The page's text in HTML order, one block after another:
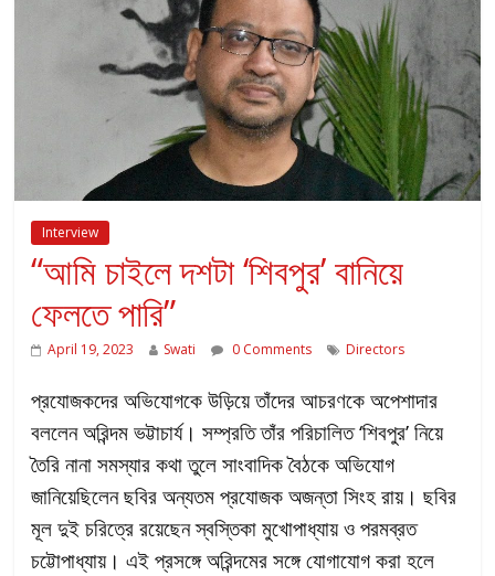
Interview
“আমি চাইলে দশটা ‘শিবপুর’ বানিয়ে
ফেলতে পারি”
April 19, 2023 Swati 0 Comments Directors
প্রযোজকদের অভিযোগকে উড়িয়ে তাঁদের আচরণকে অপেশাদার
বললেন অরিন্দম ভট্টাচার্য। সম্প্রতি তাঁর পরিচালিত ‘শিবপুর’ নিয়ে
তৈরি নানা সমস্যার কথা তুলে সাংবাদিক বৈঠকে অভিযোগ
জানিয়েছিলেন ছবির অন্যতম প্রযোজক অজন্তা সিংহ রায়। ছবির
মূল দুই চরিত্রে রয়েছেন স্বস্তিকা মুখোপাধ্যায় ও পরমব্রত
চট্টোপাধ্যায়। এই প্রসঙ্গে অরিন্দমের সঙ্গে যোগাযোগ করা হলে